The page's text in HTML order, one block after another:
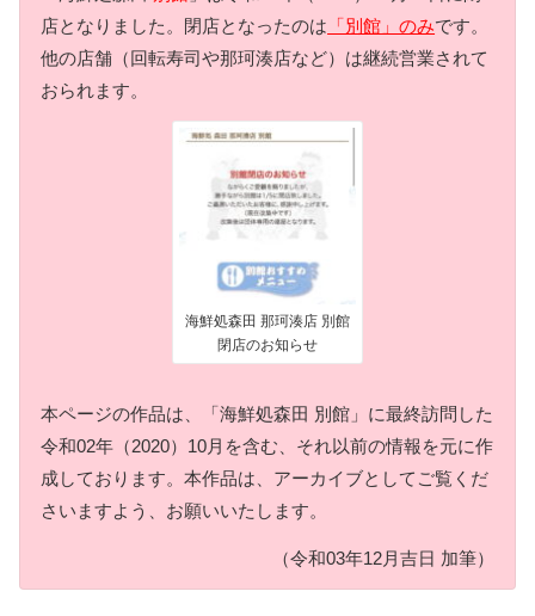
店となりました。閉店となったのは 「別館」のみです。
他の店舗（回転寿司や那珂湊店など）は継続営業されて
おられます。
海鮮処森田 那珂湊店 別館
閉店のお知らせ
本ページの作品は、「海鮮処森田 別館」に最終訪問した
令和02年（2020）10月を含む、それ以前の情報を元に作
成しております。本作品は、アーカイブとしてご覧くだ
さいますよう、お願いいたします。
（令和03年12月吉日 加筆）